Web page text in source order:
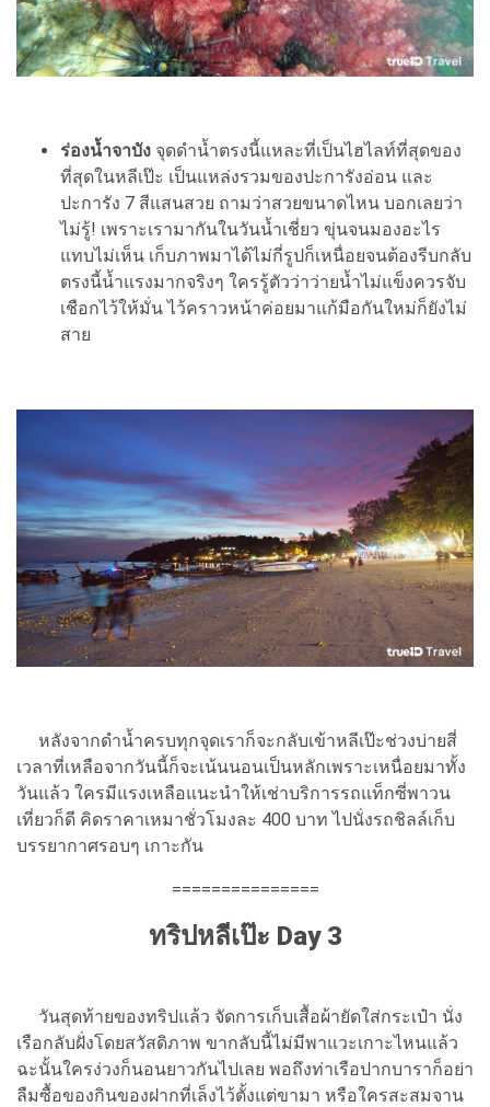
ร่องน้ำจาบัง จุดดำน้ำตรงนี้แหละที่เป็นไฮไลท์ที่สุดของ
ที่สุดในหลีเป๊ะ เป็นแหล่งรวมของปะการังอ่อน และ
ปะการัง 7 สีแสนสวย ถามว่าสวยขนาดไหน บอกเลยว่า
ไม่รู้! เพราะเรามากันในวันน้ำเชี่ยว ขุ่นจนมองอะไร
แทบไม่เห็น เก็บภาพมาได้ไม่กี่รูปก็เหนื่อยจนต้องรีบกลับ
ตรงนี้น้ำแรงมากจริงๆ ใครรู้ตัวว่าว่ายน้ำไม่แข็งควรจับ
เชือกไว้ให้มั่น ไว้คราวหน้าค่อยมาแก้มือกันใหม่ก็ยังไม่
สาย
หลังจากดำน้ำครบทุกจุดเราก็จะกลับเข้าหลีเป๊ะช่วงบ่ายสี่
เวลาที่เหลือจากวันนี้ก็จะเน้นนอนเป็นหลักเพราะเหนื่อยมาทั้ง
วันแล้ว ใครมีแรงเหลือแนะนำให้เช่าบริการรถแท็กซี่พาวน
เที่ยวก็ดี คิดราคาเหมาชั่วโมงละ 400 บาท ไปนั่งรถชิลล์เก็บ
บรรยากาศรอบๆ เกาะกัน
===============
ทริปหลีเป๊ะ Day 3
วันสุดท้ายของทริปแล้ว จัดการเก็บเสื้อผ้ายัดใส่กระเป๋า นั่ง
เรือกลับฝั่งโดยสวัสดิภาพ ขากลับนี้ไม่มีพาแวะเกาะไหนแล้ว
ฉะนั้นใครง่วงก็นอนยาวกันไปเลย พอถึงท่าเรือปากบาราก็อย่า
ลืมซื้อของกินของฝากที่เล็งไว้ตั้งแต่ขามา หรือใครสะสมจาน